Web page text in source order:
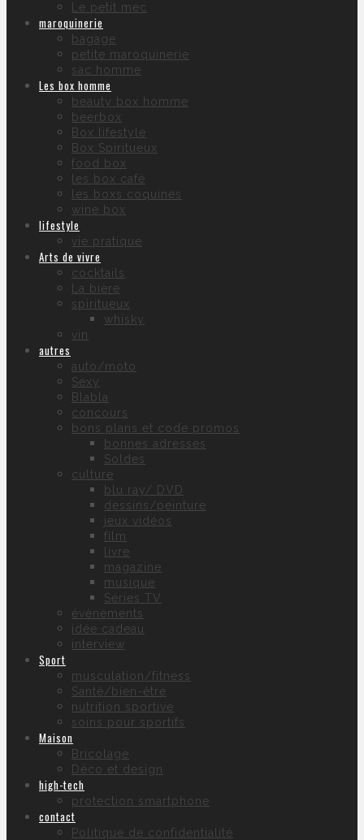
Le petit mec
maroquinerie
bagage
petite maroquinerie
sac homme
Les box homme
beauty box homme
beerbox
Box lifestyle
Box Spiritueux
food box
les box café
les boxs coquines
wine box
lifestyle
vie pratique
Arts de vivre
cocktails
La bière
spiritueux
whisky
vin
autres
auto/moto
Sexy
Blabla
concours
bons plans et code promos
bonnes adresses
Soldes
culture
blu ray/ DVD
dessins/peinture
jeux vidéos
film
livre
magazine
musique
Séries TV
évènements
idée cadeau
interview
Sport
musculation/fitness
Santé/bien-être
nutrition sportive
soins pour sportifs
Maison
Bricolage
Déco et design
high-tech
protection smartphone
contact
Politique de confidentialité